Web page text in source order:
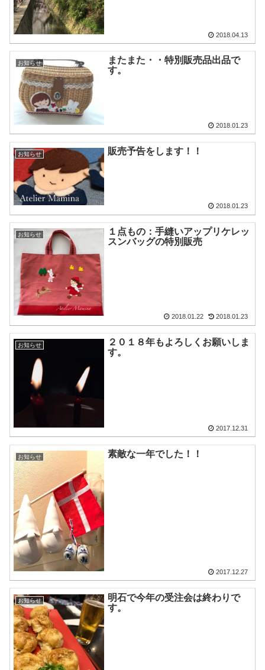
2018.04.13
お知らせ
またまた・・特別販売品出品で
す。
2018.01.23
お知らせ 販売予告をします！！
2018.01.23
お知らせ
１点もの：手縫いアップリケレッ
スンバッグの特別販売
2018.01.22 2018.01.23
お知らせ
２０１８年もよろしくお願いしま
す。
2017.12.31
お知らせ 素敵な一年でした！！
2017.12.27
お知らせ
明石で今年の受注会は終わりで
す。